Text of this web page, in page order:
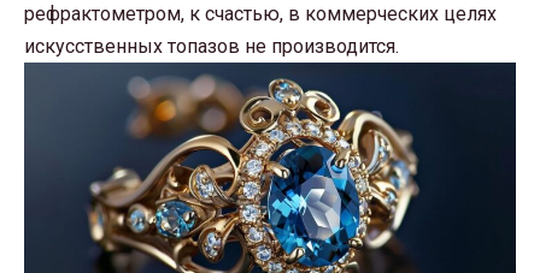
рефрактометром, к счастью, в коммерческих целях
искусственных топазов не производится.